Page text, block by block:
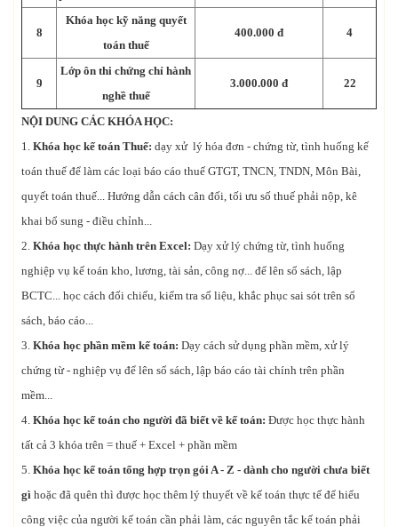
8
Khóa học kỹ năng quyết
toán thuế
400.000 đ 4
9
Lớp ôn thi chứng chỉ hành
nghề thuế
3.000.000 đ 22
NỘI DUNG CÁC KHÓA HỌC:
1. Khóa học kế toán Thuế: dạy xử lý hóa đơn - chứng từ, tình huống kế
toán thuế để làm các loại báo cáo thuế GTGT, TNCN, TNDN, Môn Bài,
quyết toán thuế... Hướng dẫn cách cân đối, tối ưu số thuế phải nộp, kê
khai bổ sung - điều chỉnh...
2. Khóa học thực hành trên Excel: Dạy xử lý chứng từ, tình huống
nghiệp vụ kế toán kho, lương, tài sản, công nợ... để lên sổ sách, lập
BCTC... học cách đối chiếu, kiểm tra số liệu, khắc phục sai sót trên sổ
sách, báo cáo...
3. Khóa học phần mềm kế toán: Dạy cách sử dụng phần mềm, xử lý
chứng từ - nghiệp vụ để lên sổ sách, lập báo cáo tài chính trên phần
mềm...
4. Khóa học kế toán cho người đã biết về kế toán: Được học thực hành
tất cả 3 khóa trên = thuế + Excel + phần mềm
5. Khóa học kế toán tổng hợp trọn gói A - Z - dành cho người chưa biết
gì hoặc đã quên thì được học thêm lý thuyết về kế toán thực tế để hiểu
công việc của người kế toán cần phải làm, các nguyên tắc kế toán phải